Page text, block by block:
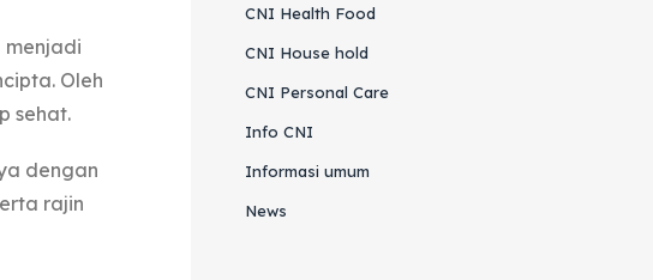
menjadi
Oleh
sehat.
dengan
rajin
CNI Health Food
CNI House hold
CNI Personal Care
Info CNI
Informasi umum
News